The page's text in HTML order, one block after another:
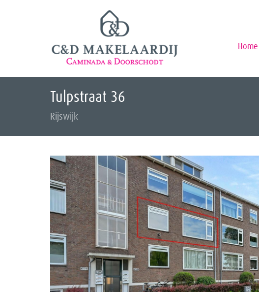
Home
Tulpstraat 36
Rijswijk